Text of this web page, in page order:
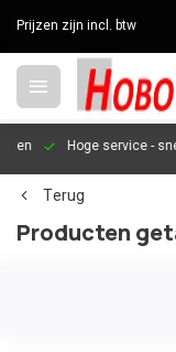
Prijzen zijn incl. btw
Hoge service- snel
Terug
Producten